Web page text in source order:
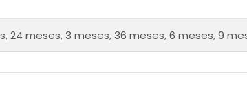
,24 meses,3 meses,36 meses,6 meses,9